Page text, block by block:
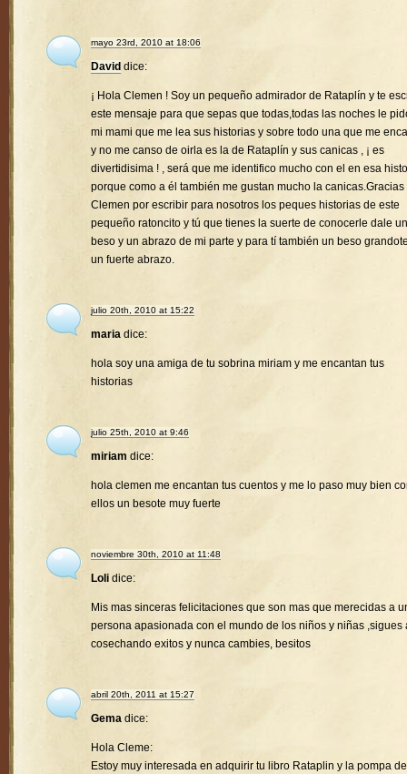
mayo 23rd, 2010 at 18:06
David dice:
¡ Hola Clemen ! Soy un pequeño admirador de Rataplín y te
este mensaje para que sepas que todas,todas las noches le
mi mami que me lea sus historias y sobre todo una que me
y no me canso de oirla es la de Rataplín y sus canicas , ¡ es
divertidisima ! , será que me identifico mucho con el en esa
porque como a él también me gustan mucho la canicas.Gracias
Clemen por escribir para nosotros los peques historias de este
pequeño ratoncito y tú que tienes la suerte de conocerle dale un
beso y un abrazo de mi parte y para tí también un beso
un fuerte abrazo.
julio 20th, 2010 at 15:22
maria dice:
hola soy una amiga de tu sobrina miriam y me encantan tus
historias
julio 25th, 2010 at 9:46
miriam dice:
hola clemen me encantan tus cuentos y me lo paso muy bien
ellos un besote muy fuerte
noviembre 30th, 2010 at 11:48
Loli dice:
Mis mas sinceras felicitaciones que son mas que merecidas a
persona apasionada con el mundo de los niños y niñas ,sigues
cosechando exitos y nunca cambies, besitos
abril 20th, 2011 at 15:27
Gema dice:
Hola Cleme:
Estoy muy interesada en adquirir tu libro Rataplin y la pompa de